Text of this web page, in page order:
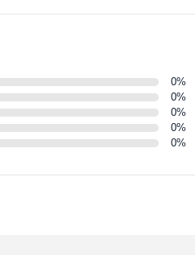
0%
0%
0%
0%
0%